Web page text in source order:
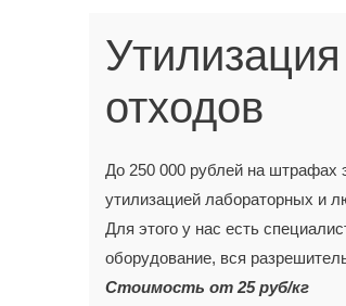
отходов
До 250 000 рублей на штрафах
утилизацией лабораторных и
Для этого у нас есть
оборудование, вся
Стоимость от 25 руб/кг